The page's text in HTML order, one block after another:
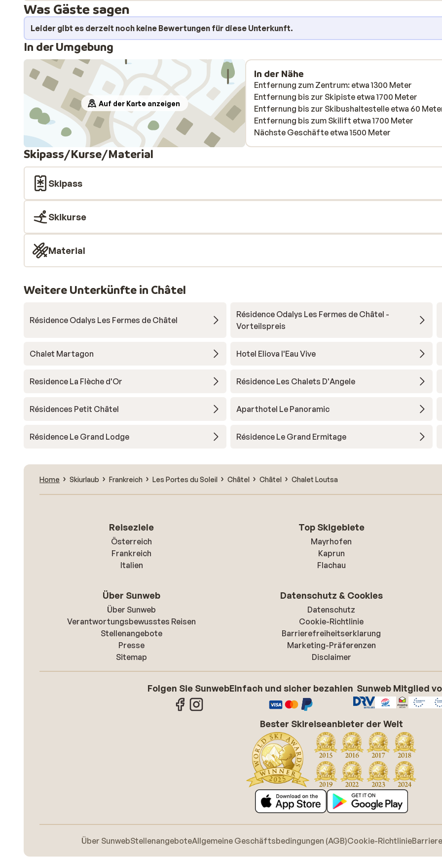
Was Gäste sagen
Leider gibt es derzeit noch keine Bewertungen für diese Unterkunft.
In der Umgebung
Auf der Karte anzeigen
In der Nähe
Entfernung zum Zentrum: etwa 1300 Meter
Entfernung bis zur Skipiste etwa 1700 Meter
Entfernung bis zur Skibushaltestelle etwa 60
Entfernung bis zum Skilift etwa 1700 Meter
Nächste Geschäfte etwa 1500 Meter
Skipass/Kurse/Material
Skipass
Skikurse
Material
Weitere Unterkünfte in Châtel
Résidence Odalys Les Fermes de Châtel
Résidence Odalys Les Fermes de Châtel -
Vorteilspreis
Chalet Martagon Hotel Eliova l'Eau Vive
Residence La Flèche d'Or Résidence Les Chalets D'Angele
Résidences Petit Châtel Aparthotel Le Panoramic
Résidence Le Grand Lodge Résidence Le Grand Ermitage
Home Skiurlaub Frankreich Les Portes du Soleil Châtel Châtel Chalet Loutsa
Reiseziele
Österreich
Frankreich
Italien
Top Skigebiete
Mayrhofen
Kaprun
Flachau
Über Sunweb
Über Sunweb
Verantwortungsbewusstes Reisen
Stellenangebote
Presse
Sitemap
Datenschutz & Cookies
Datenschutz
Cookie-Richtlinie
Barrierefreiheitserklarung
Marketing-Präferenzen
Disclaimer
Folgen Sie SunwebEinfach und sicher bezahlen Sunweb Mitglied
Bester Skireiseanbieter der Welt
Über SunwebStellenangeboteAllgemeine Geschäftsbedingungen (AGB)Cookie-Richtlinie